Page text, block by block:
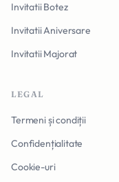
Invitatii Botez
Invitatii Aniversare
Invitatii Majorat
LEGAL
Termeni și condiții
Confidențialitate
Cookie-uri